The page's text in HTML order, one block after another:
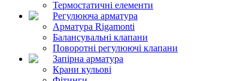
Термостатичні елементи
Регулююча арматура
Арматура Rigamonti
Балансувальні клапани
Поворотні регулюючі клапани
Запірна арматура
Крани кульові